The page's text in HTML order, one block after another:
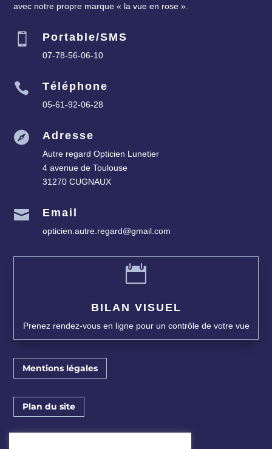
avec notre propre marque « la vue en rose ».
Portable/SMS
07-78-56-06-10
 Téléphone
05-61-92-06-28
 Adresse
Autre regard Opticien Lunetier
4 avenue de Toulouse
31270 CUGNAUX
 Email
opticien.autre.regard@gmail.com

BILAN VISUEL
Prenez rendez-vous en ligne pour un contrôle de votre vue
Mentions légales
Plan du site